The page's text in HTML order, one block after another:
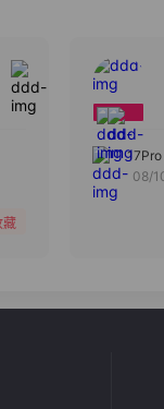
藏
08/